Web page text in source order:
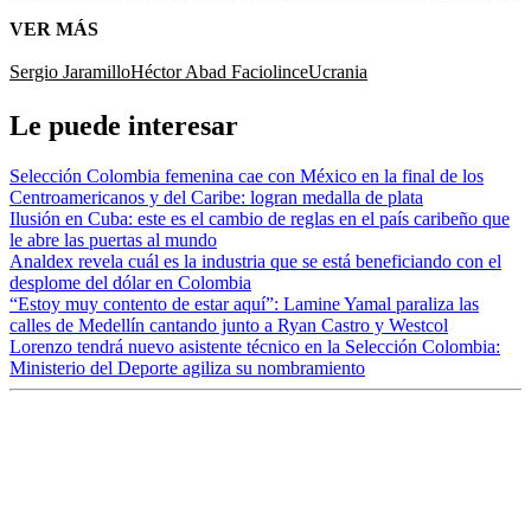
VER MÁS
Sergio JaramilloHéctor Abad FaciolinceUcrania
Le puede interesar
Selección Colombia femenina cae con México en la final de los
Centroamericanos y del Caribe: logran medalla de plata
Ilusión en Cuba: este es el cambio de reglas en el país caribeño que
le abre las puertas al mundo
Analdex revela cuál es la industria que se está beneficiando con el
desplome del dólar en Colombia
“Estoy muy contento de estar aquí”: Lamine Yamal paraliza las
calles de Medellín cantando junto a Ryan Castro y Westcol
Lorenzo tendrá nuevo asistente técnico en la Selección Colombia:
Ministerio del Deporte agiliza su nombramiento